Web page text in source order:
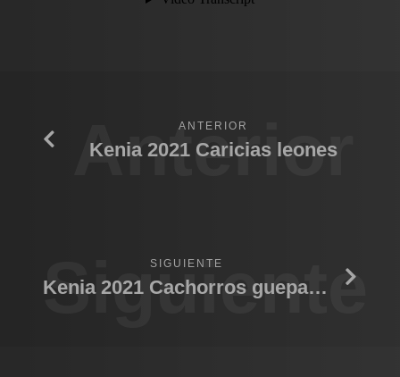
Anterior
ANTERIOR
Kenia 2021 Caricias leones
Siguiente
SIGUIENTE
Kenia 2021 Cachorros guepardo